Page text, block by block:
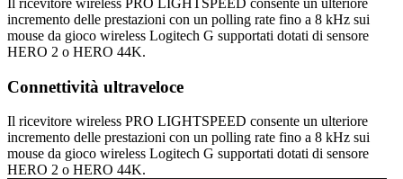
Il ricevitore wireless PRO LIGHTSPEED consente un ulteriore
incremento delle prestazioni con un polling rate fino a 8 kHz sui
mouse da gioco wireless Logitech G supportati dotati di sensore
HERO 2 o HERO 44K.
Connettività ultraveloce
Il ricevitore wireless PRO LIGHTSPEED consente un ulteriore
incremento delle prestazioni con un polling rate fino a 8 kHz sui
mouse da gioco wireless Logitech G supportati dotati di sensore
HERO 2 o HERO 44K.